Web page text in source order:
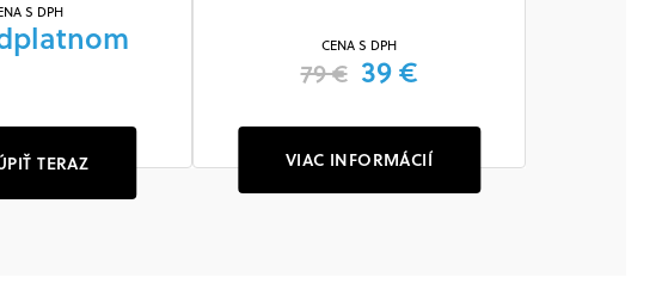
S DPH
TERAZ
CENA S DPH
79 € 39 €
VIAC INFORMÁCIÍ